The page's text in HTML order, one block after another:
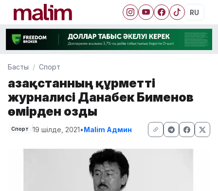
RU
Басты Спорт
Қазақстанның құрметті
журналисі Данабек Бименов
өмірден озды
Спорт 19 шілде, 2021•Malim Админ